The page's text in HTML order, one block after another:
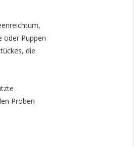
oder Puppen
die
Proben